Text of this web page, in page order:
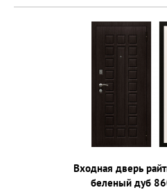
Входная дверь
беленый дуб